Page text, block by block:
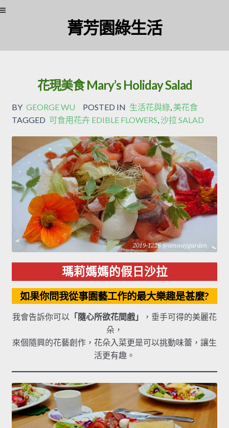
菁芳園綠生活
花現美食 Mary’s Holiday Salad
BY GEORGE WU POSTED IN 生活花與綠, 美花食
TAGGED 可食用花卉 EDIBLE FLOWERS, 沙拉 SALAD
瑪莉媽媽的假日沙拉
如果你問我從事園藝工作的最大樂趣是甚麼?
我會告訴你可以 「隨心所欲花間戲」
，垂手可得的美麗花
朵，
來個隨興的花藝創作，花朵入菜更是可以挑動味蕾，讓生
活更有趣。